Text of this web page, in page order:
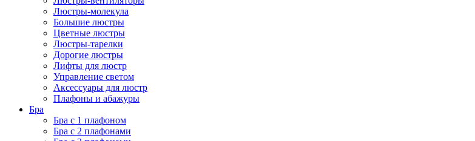
Люстры-молекула
Большие люстры
Цветные люстры
Люстры-тарелки
Дорогие люстры
Лифты для люстр
Управление светом
Аксессуары для люстр
Плафоны и абажуры
Бра
Бра с 1 плафоном
Бра с 2 плафонами